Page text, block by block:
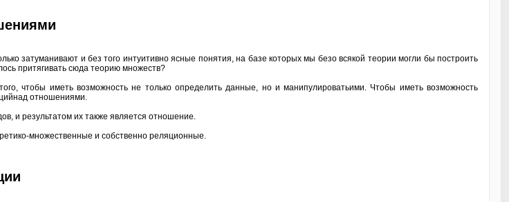
затуманивают и без того интуитивно ясные понятия, на базе которых мы безо всякой теории могли бы построить
притягивать сюда теорию множеств?
чтобы иметь возможность не только определить данные, но и манипулироватьими. Чтобы иметь возможность
отношениями.
и результатом их также является отношение.
множественные и собственно реляционные.